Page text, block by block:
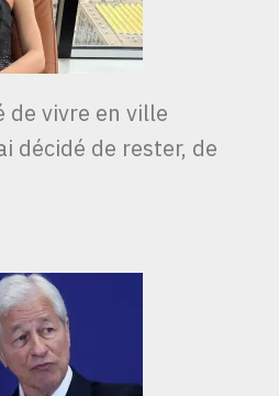
de vivre en ville
décidé de rester, de